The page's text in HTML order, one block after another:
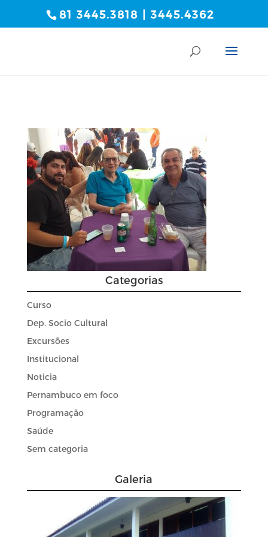
81 3445.3818 | 3445.4362
Categorias
Curso
Dep. Socio Cultural
Excursões
Institucional
Noticia
Pernambuco em foco
Programação
Saúde
Sem categoria
Galeria